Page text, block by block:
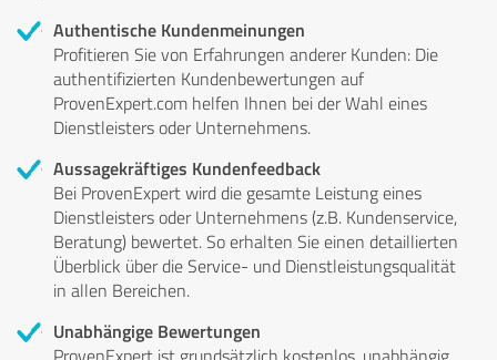
Authentische Kundenmeinungen
Profitieren Sie von Erfahrungen anderer Kunden: Die
authentifizierten Kundenbewertungen auf
ProvenExpert.com helfen Ihnen bei der Wahl eines
Dienstleisters oder Unternehmens.
Aussagekräftiges Kundenfeedback
Bei ProvenExpert wird die gesamte Leistung eines
Dienstleisters oder Unternehmens (z.B. Kundenservice,
Beratung) bewertet. So erhalten Sie einen detaillierten
Überblick über die Service- und Dienstleistungsqualität
in allen Bereichen.
Unabhängige Bewertungen